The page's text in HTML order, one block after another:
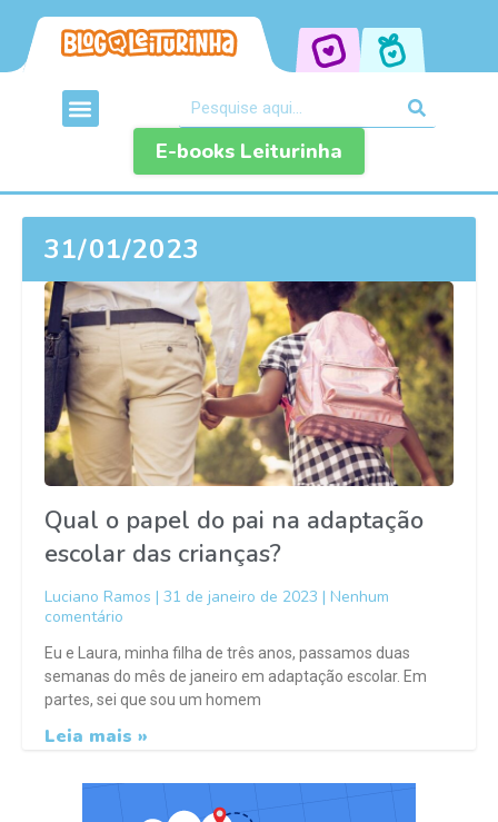
E-books Leiturinha
31/01/2023
Qual o papel do pai na adaptação
escolar das crianças?
Luciano Ramos 31 de janeiro de 2023
Nenhum
comentário
Eu e Laura, minha filha de três anos, passamos duas
semanas do mês de janeiro em adaptação escolar. Em
partes, sei que sou um homem
Leia mais »